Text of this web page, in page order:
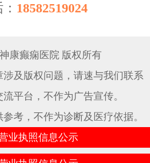
18582519024
康癫痫医院 版权所有
及版权问题，请速与我们联系
平台，不作为广告宣传。
考，不作为诊断及医疗依据。
业执照信息公示